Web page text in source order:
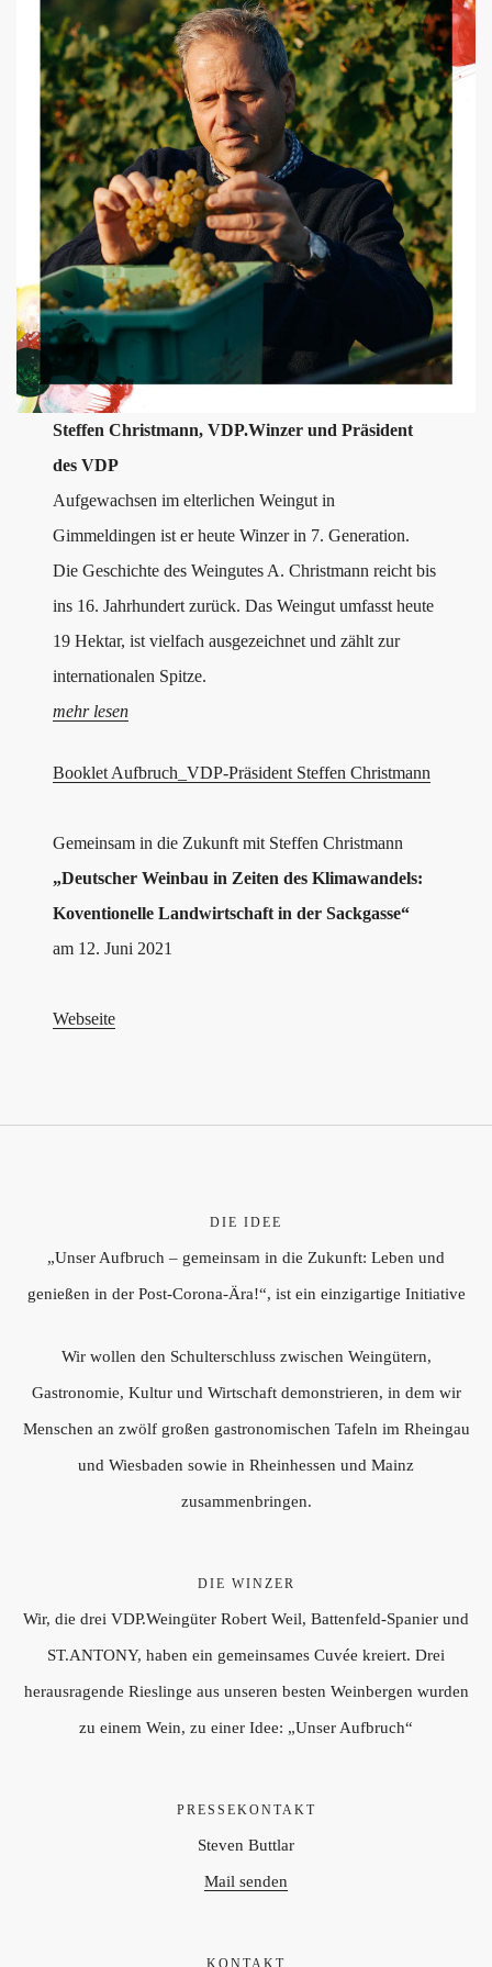
Steffen Christmann, VDP.Winzer und Präsident
des VDP
Aufgewachsen im elterlichen Weingut in
Gimmeldingen ist er heute Winzer in 7. Generation.
Die Geschichte des Weingutes A. Christmann reicht bis
ins 16. Jahrhundert zurück. Das Weingut umfasst heute
19 Hektar, ist vielfach ausgezeichnet und zählt zur
internationalen Spitze.
mehr lesen
Booklet Aufbruch_VDP-Präsident Steffen Christmann
Gemeinsam in die Zukunft mit Steffen Christmann
„Deutscher Weinbau in Zeiten des Klimawandels:
Koventionelle Landwirtschaft in der Sackgasse“
am 12. Juni 2021
Webseite
DIE IDEE
„Unser Aufbruch – gemeinsam in die Zukunft: Leben und
genießen in der Post-Corona-Ära!“, ist ein einzigartige Initiative
Wir wollen den Schulterschluss zwischen Weingütern,
Gastronomie, Kultur und Wirtschaft demonstrieren, in dem wir
Menschen an zwölf großen gastronomischen Tafeln im Rheingau
und Wiesbaden sowie in Rheinhessen und Mainz
zusammenbringen.
DIE WINZER
Wir, die drei VDP.Weingüter Robert Weil, Battenfeld-Spanier und
ST.ANTONY, haben ein gemeinsames Cuvée kreiert. Drei
herausragende Rieslinge aus unseren besten Weinbergen wurden
zu einem Wein, zu einer Idee: „Unser Aufbruch“
PRESSEKONTAKT
Steven Buttlar
Mail senden
KONTAKT